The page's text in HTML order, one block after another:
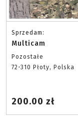
Sprzedam:
Multicam
Pozostałe
72-310 Płoty, Polska
200.00 zł